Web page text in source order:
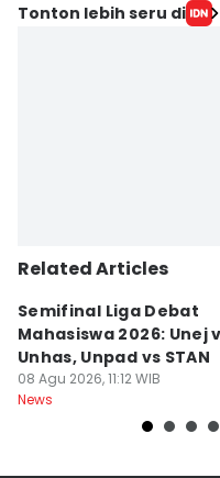
Tonton lebih seru di
Related Articles
Semifinal Liga Debat
Mahasiswa 2026: Unej
Unhas, Unpad vs STAN
08 Agu 2026, 11:12 WIB
News